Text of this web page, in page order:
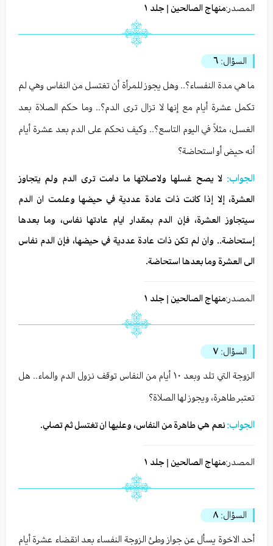
المصدر:منهاج الصالحين | جلد ١
السؤال: ٦
ما هي مدة النفساء؟.. وهل يجوز للمرأة أن تغتسل من النفاس وهي لم
تكمل عشرة أيام مع إنها لا تزال ترى الدم؟.. وما حكم الصلاة بعد
الغسل، مثلاً في اليوم التاسع؟.. وكيف نحكم على الدم بعد عشرة أيام
أنه حيض أو استحاضة؟
الجواب: لا يصح غسلها ولاصلاتها ما دامت ترى الدم ولم يتجاوز
العشرة، إلا إذا كانت ذات عادة عددية في حيضها وعلمت ان الدم
سيتجاوز العشرة، فإن الدم بمقدار ايام عادتها نفاس، وما بعدها
إستحاضة.. وان لم تكن ذات عادة عددية في حيضها، فإن الدم نفاس
الى العشرة وما بعدها استحاضة.
المصدر:منهاج الصالحين | جلد ١
السؤال: ٧
الزوجة التي تلد وبعد ١٠ أيام من النفاس توقف نزول الدم والماء.. هل
تعتبر طاهرة، ويجوز لها الصلاة؟
الجواب: نعم هي طاهرة من النفاس، وعليها ان تغتسل ثم تصلي.
المصدر:منهاج الصالحين | جلد ١
السؤال: ٨
أحد الاخوة يسأل عن جواز وطئ الزوجة النفساء بعد انقضاء عشرة أيام